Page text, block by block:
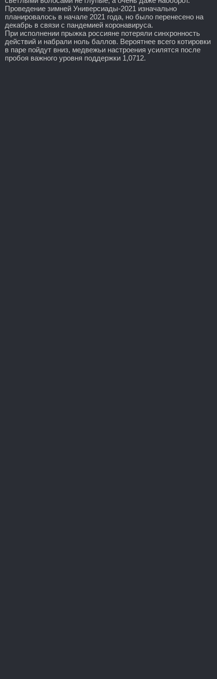
Проведение зимней Универсиады-2021 изначально
планировалось в начале 2021 года, но было перенесено на
декабрь в связи с пандемией коронавируса.
При исполнении прыжка россияне потеряли синхронность
действий и набрали ноль баллов. Вероятнее всего котировки
в паре пойдут вниз, медвежьи настроения усилятся после
пробоя важного уровня поддержки 1,0712.